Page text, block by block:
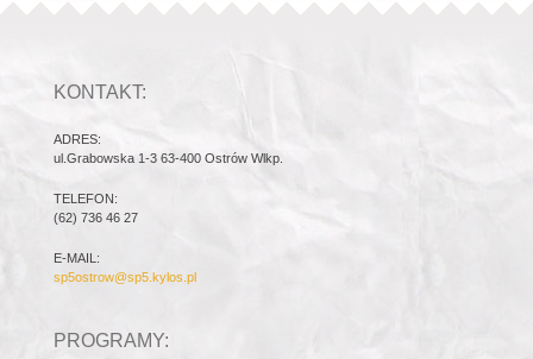
KONTAKT:
ADRES:
ul.Grabowska 1-3 63-400 Ostrów Wlkp.
TELEFON:
(62) 736 46 27
E-MAIL:
sp5ostrow@sp5.kylos.pl
PROGRAMY: